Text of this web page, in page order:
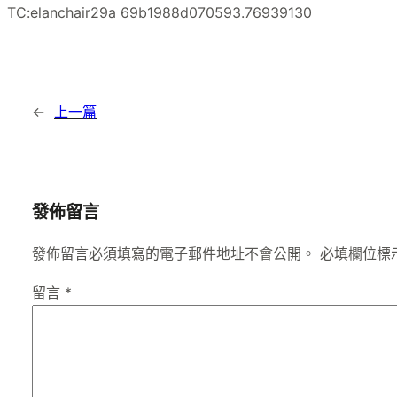
TC:elanchair29a 69b1988d070593.76939130
← 上一篇
發佈留言
發佈留言必須填寫的電子郵件地址不會公開。 必填欄位
留言 *